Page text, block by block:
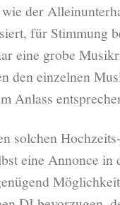
der
für Stimmung
eine grobe
den einzelnen
Anlass
solchen
eine Annonce in